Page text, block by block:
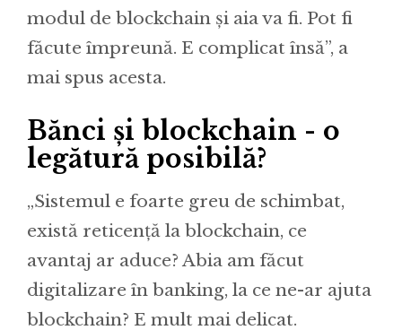
modul de blockchain și aia va fi. Pot fi
făcute împreună. E complicat însă”, a
mai spus acesta.
Bănci și blockchain - o
legătură posibilă?
„Sistemul e foarte greu de schimbat,
există reticență la blockchain, ce
avantaj ar aduce? Abia am făcut
digitalizare în banking, la ce ne-ar ajuta
blockchain? E mult mai delicat.